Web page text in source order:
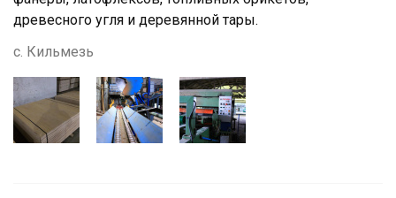
древесного угля и деревянной тары.
с. Кильмезь